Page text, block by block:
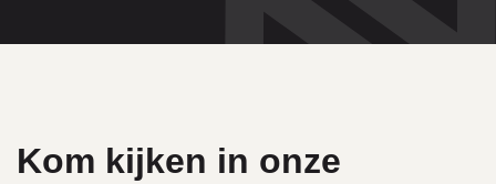
Kom kijken in onze